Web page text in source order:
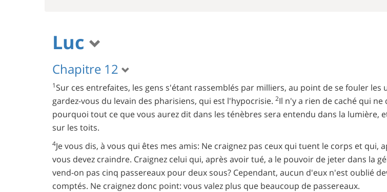
Luc
Chapitre 12
1Sur ces entrefaites, les gens s'étant rassemblés par milliers, au point de se fouler les
gardez-vous du levain des pharisiens, qui est l'hypocrisie. 2Il n'y a rien de caché qui
pourquoi tout ce que vous aurez dit dans les ténèbres sera entendu dans la lumière,
sur les toits.
4Je vous dis, à vous qui êtes mes amis: Ne craignez pas ceux qui tuent le corps et qui,
vous devez craindre. Craignez celui qui, après avoir tué, a le pouvoir de jeter dans la
vend-on pas cinq passereaux pour deux sous? Cependant, aucun d'eux n'est oublié
comptés. Ne craignez donc point: vous valez plus que beaucoup de passereaux.